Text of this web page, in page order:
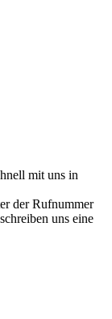
mit uns in
der Rufnummer
uns eine